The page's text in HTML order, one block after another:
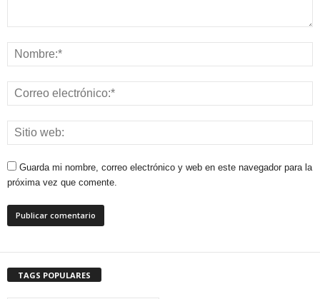
Guarda mi nombre, correo electrónico y web en este navegador para la
próxima vez que comente.
TAGS POPULARES